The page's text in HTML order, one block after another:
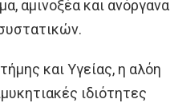
αμινοξέα και ανόργανα
και Υγείας, η αλόη
ιδιότητες